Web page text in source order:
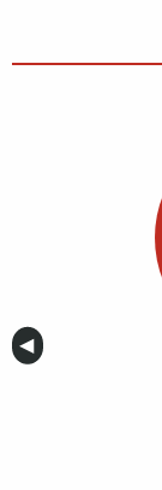
Anterior
◀︎